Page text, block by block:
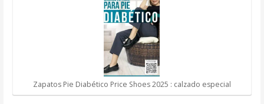
Zapatos Pie Diabético Price Shoes 2025 : calzado especial